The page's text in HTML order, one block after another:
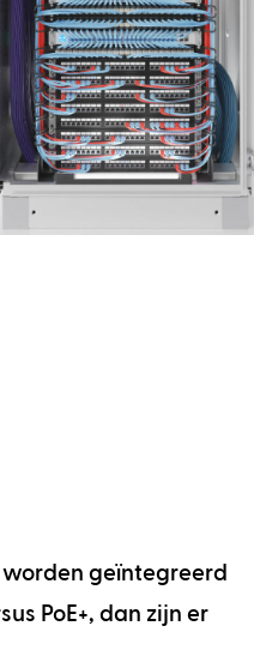
geïntegreerd
PoE+, dan zijn er